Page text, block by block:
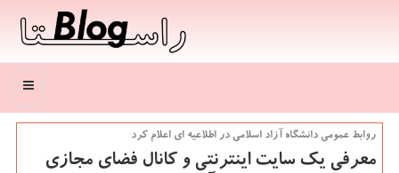
منو
روابط عمومی دانشگاه آزاد اسلامی در اطلاعیه ای اعلام كرد
معرفی یك سایت اینترنتی و كانال فضای مجازی